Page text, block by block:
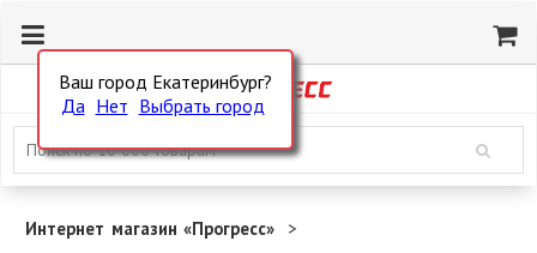
Ваш город Екатеринбург?
Да Нет Выбрать город
Интернет магазин «Прогресс»